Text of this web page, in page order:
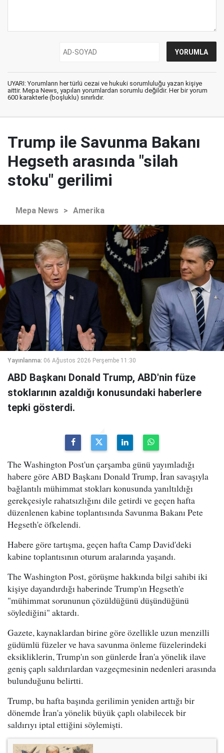
UYARI: Yorumların her türlü cezai ve hukuki sorumluluğu yazan kişiye
aittir. Mepa News, yapılan yorumlardan sorumlu değildir. Her bir yorum
600 karakterle (boşluklu) sınırlıdır.
Trump ile Savunma Bakanı
Hegseth arasında "silah
stoku" gerilimi
Mepa News > Amerika
Yayınlanma: 06 Ağustos 2026 Perşembe 11:30
ABD Başkanı Donald Trump, ABD'nin füze
stoklarının azaldığı konusundaki haberlere
tepki gösterdi.
The Washington Post'un çarşamba günü yayımladığı
habere göre ABD Başkanı Donald Trump, İran savaşıyla
bağlantılı mühimmat stokları konusunda yanıltıldığı
gerekçesiyle rahatsızlığını dile getirdi ve geçen hafta
düzenlenen kabine toplantısında Savunma Bakanı Pete
Hegseth'e öfkelendi.
Habere göre tartışma, geçen hafta Camp David'deki
kabine toplantısının oturum aralarında yaşandı.
The Washington Post, görüşme hakkında bilgi sahibi iki
kişiye dayandırdığı haberinde Trump'ın Hegseth'e
"mühimmat sorununun çözüldüğünü düşündüğünü
söylediğini" aktardı.
Gazete, kaynaklardan birine göre özellikle uzun menzilli
güdümlü füzeler ve hava savunma önleme füzelerindeki
eksikliklerin, Trump'ın son günlerde İran'a yönelik ilave
geniş çaplı saldırılardan vazgeçmesinin nedenleri arasında
bulunduğunu belirtti.
Trump, bu hafta başında gerilimin yeniden arttığı bir
dönemde İran'a yönelik büyük çaplı olabilecek bir
saldırıyı iptal ettiğini söylemişti.